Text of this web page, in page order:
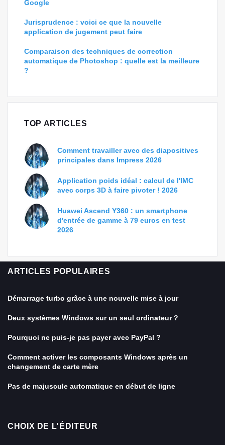
Google
Jurisprudence : voici ce que la nouvelle
application de jugement peut faire
Comparaison des techniques de correction
automatique de Photoshop : quelle est la meilleure
?
TOP ARTICLES
Comment travailler avec des diapositives
principales dans Impress 2026
Application poids idéal : calcul de l'IMC
avec corps 3D à faire pivoter ! 2026
Huawei Ascend Y360 : un smartphone
d'entrée de gamme à 79 euros en test
2026
ARTICLES POPULAIRES
Démarrage turbo grâce à une nouvelle mise à jour
Deux systèmes Windows sur un seul ordinateur ?
Pourquoi ne puis-je pas payer avec PayPal ?
Comment activer les composants Windows après un
changement de carte mère
Pas de majuscule automatique en début de ligne
CHOIX DE L'ÉDITEUR